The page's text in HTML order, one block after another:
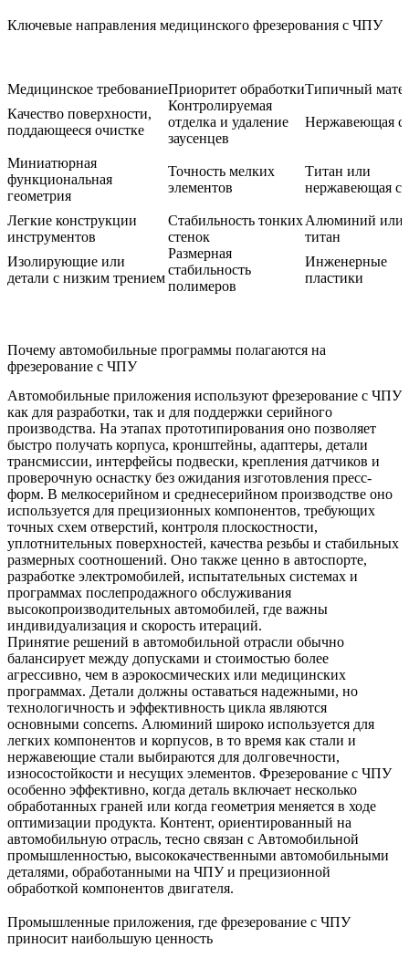
Ключевые направления медицинского фрезерования с ЧПУ
Медицинское требованиеПриоритет обработкиТипичный
Качество поверхности,
поддающееся очистке
Контролируемая
отделка и удаление
заусенцев
Нержавеющая
Миниатюрная
функциональная
геометрия
Точность мелких
элементов
Титан или
нержавеющая
Легкие конструкции
инструментов
Стабильность тонких
стенок
Алюминий или
титан
Изолирующие или
детали с низким трением
Размерная
стабильность
полимеров
Инженерные
пластики
Почему автомобильные программы полагаются на
фрезерование с ЧПУ
Автомобильные приложения используют фрезерование с ЧПУ
как для разработки, так и для поддержки серийного
производства. На этапах прототипирования оно позволяет
быстро получать корпуса, кронштейны, адаптеры, детали
трансмиссии, интерфейсы подвески, крепления датчиков и
проверочную оснастку без ожидания изготовления пресс-
форм. В мелкосерийном и среднесерийном производстве оно
используется для прецизионных компонентов, требующих
точных схем отверстий, контроля плоскостности,
уплотнительных поверхностей, качества резьбы и стабильных
размерных соотношений. Оно также ценно в автоспорте,
разработке электромобилей, испытательных системах и
программах послепродажного обслуживания
высокопроизводительных автомобилей, где важны
индивидуализация и скорость итераций.
Принятие решений в автомобильной отрасли обычно
балансирует между допусками и стоимостью более
агрессивно, чем в аэрокосмических или медицинских
программах. Детали должны оставаться надежными, но
технологичность и эффективность цикла являются
основными concerns. Алюминий широко используется для
легких компонентов и корпусов, в то время как стали и
нержавеющие стали выбираются для долговечности,
износостойкости и несущих элементов. Фрезерование с ЧПУ
особенно эффективно, когда деталь включает несколько
обработанных граней или когда геометрия меняется в ходе
оптимизации продукта. Контент, ориентированный на
автомобильную отрасль, тесно связан с Автомобильной
промышленностью, высококачественными автомобильными
деталями, обработанными на ЧПУи прецизионной
обработкой компонентов двигателя.
Промышленные приложения, где фрезерование с ЧПУ
приносит наибольшую ценность